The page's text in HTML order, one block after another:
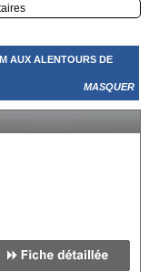
AUX ALENTOURS DE
MASQUER